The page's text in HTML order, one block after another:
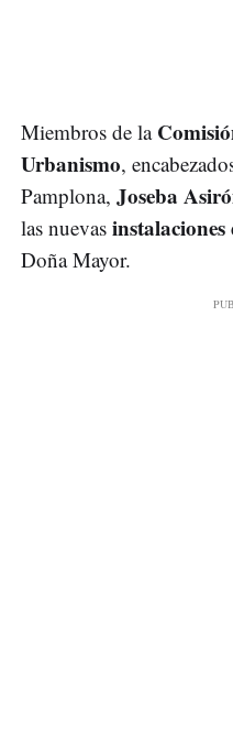
Miembros de la
Urbanismo,
Pamplona, Joseba
las nuevas
Doña Mayor.